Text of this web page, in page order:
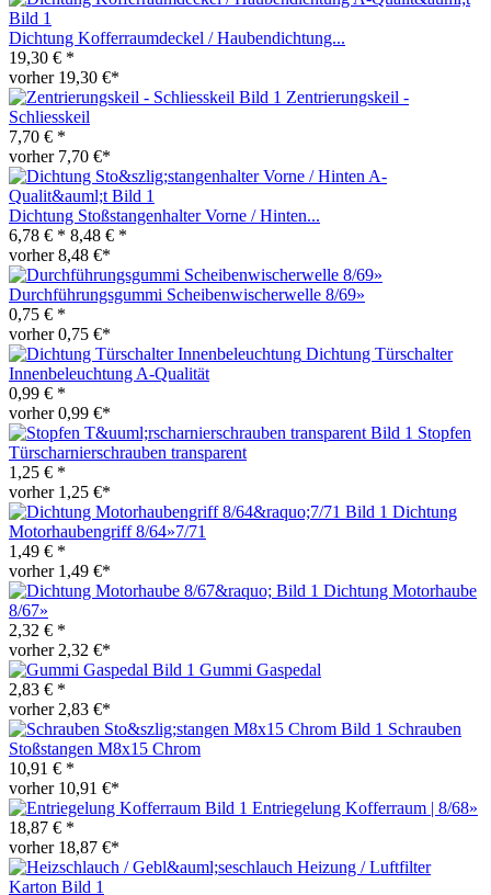
Dichtung Kofferraumdeckel / Haubendichtung...
19,30 € *
vorher 19,30 €*
Zentrierungskeil -
Schliesskeil
7,70 € *
vorher 7,70 €*
Dichtung Stoßstangenhalter Vorne / Hinten...
6,78 € * 8,48 € *
vorher 8,48 €*
Durchführungsgummi Scheibenwischerwelle 8/69»
0,75 € *
vorher 0,75 €*
Dichtung Türschalter
Innenbeleuchtung A-Qualität
0,99 € *
vorher 0,99 €*
Stopfen
Türscharnierschrauben transparent
1,25 € *
vorher 1,25 €*
Dichtung
Motorhaubengriff 8/64»7/71
1,49 € *
vorher 1,49 €*
Dichtung Motorhaube
8/67»
2,32 € *
vorher 2,32 €*
Gummi Gaspedal
2,83 € *
vorher 2,83 €*
Schrauben
Stoßstangen M8x15 Chrom
10,91 € *
vorher 10,91 €*
Entriegelung Kofferraum | 8/68»
18,87 € *
vorher 18,87 €*